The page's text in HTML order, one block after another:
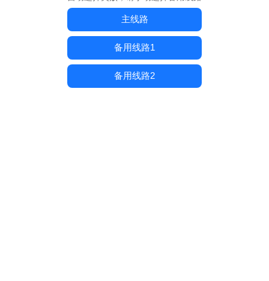
主线路
备用线路1
备用线路2